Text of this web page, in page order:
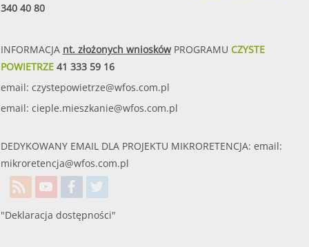
340 40 80
INFORMACJA nt. złożonych wnioskówPROGRAMU CZYSTE
POWIETRZE41 333 59 16
email: czystepowietrze@wfos.com.pl
email: cieple.mieszkanie@wfos.com.pl
DEDYKOWANY EMAIL DLA PROJEKTU MIKRORETENCJA: email:
mikroretencja@wfos.com.pl
"Deklaracja dostępności"